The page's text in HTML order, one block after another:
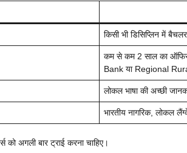
किसी भी डिसिप्लिन में बैचलर
कम से कम 2 साल का
Bank या Regional
लोकल भाषा की अच्छी
भारतीय नागरिक, लोकल
अगली बार ट्राई करना चाहिए।